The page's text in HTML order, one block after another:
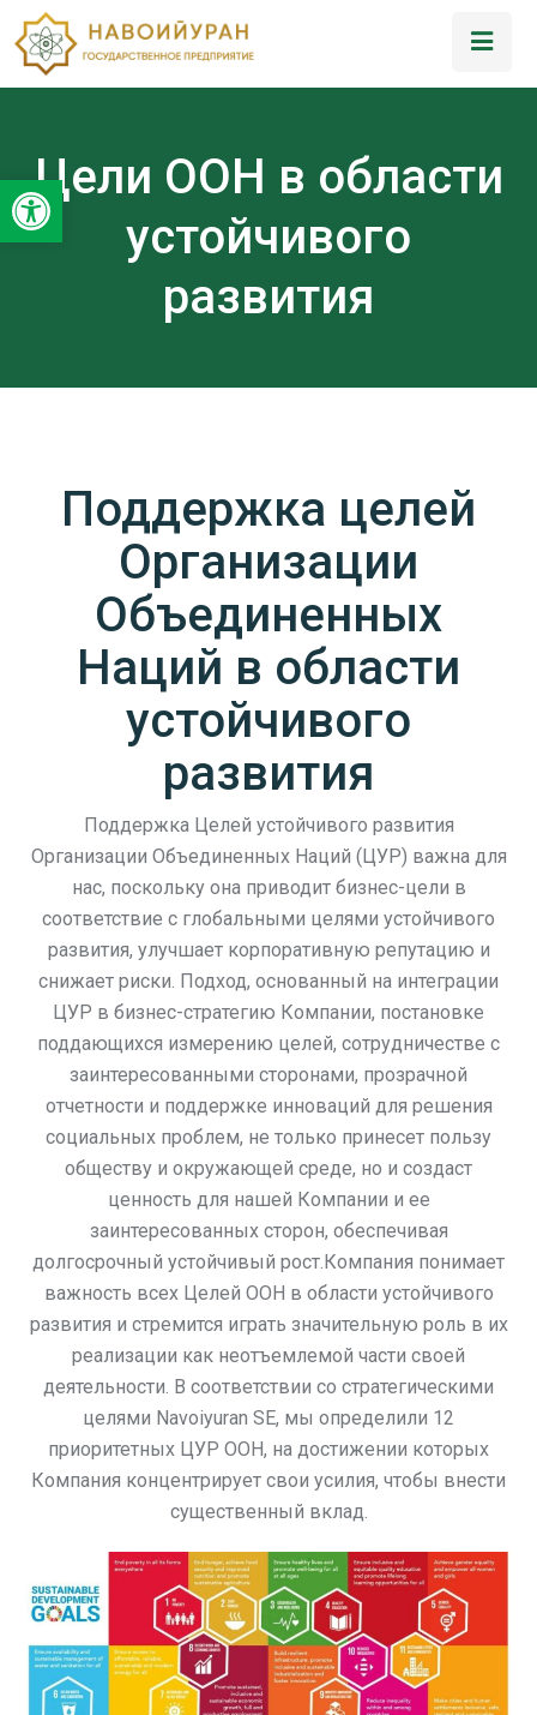
Открыть панель инструментовЦели ООН в области
устойчивого
развития
Поддержка целей
Организации
Объединенных
Наций в области
устойчивого
развития
Поддержка Целей устойчивого развития
Организации Объединенных Наций (ЦУР) важна для
нас, поскольку она приводит бизнес-цели в
соответствие с глобальными целями устойчивого
развития, улучшает корпоративную репутацию и
снижает риски. Подход, основанный на интеграции
ЦУР в бизнес-стратегию Компании, постановке
поддающихся измерению целей, сотрудничестве с
заинтересованными сторонами, прозрачной
отчетности и поддержке инноваций для решения
социальных проблем, не только принесет пользу
обществу и окружающей среде, но и создаст
ценность для нашей Компании и ее
заинтересованных сторон, обеспечивая
долгосрочный устойчивый рост.Компания понимает
важность всех Целей ООН в области устойчивого
развития и стремится играть значительную роль в их
реализации как неотъемлемой части своей
деятельности. В соответствии со стратегическими
целями Navoiyuran SE, мы определили 12
приоритетных ЦУР ООН, на достижении которых
Компания концентрирует свои усилия, чтобы внести
существенный вклад.